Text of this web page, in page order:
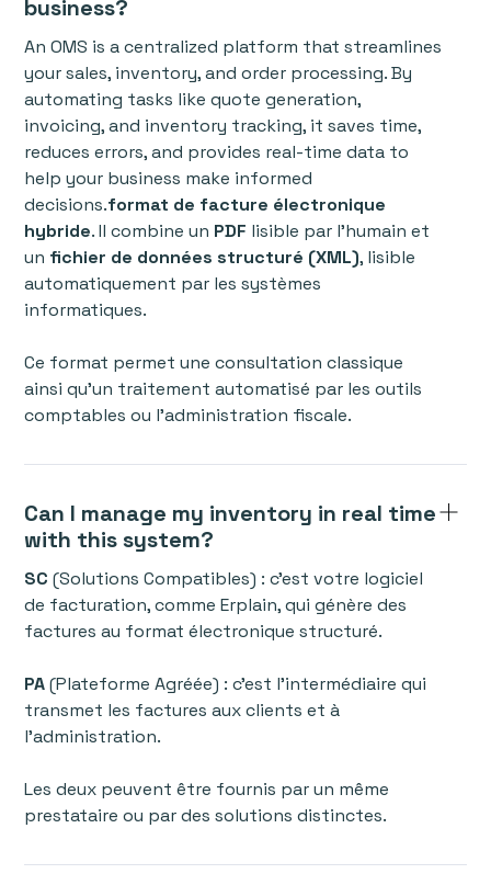
business?
An OMS is a centralized platform that streamlines
your sales, inventory, and order processing. By
automating tasks like quote generation,
invoicing, and inventory tracking, it saves time,
reduces errors, and provides real-time data to
help your business make informed
decisions.format de facture électronique
hybride. Il combine un PDF lisible par l’humain et
un fichier de données structuré (XML), lisible
automatiquement par les systèmes
informatiques.
Ce format permet une consultation classique
ainsi qu'un traitement automatisé par les outils
comptables ou l’administration fiscale.
Can I manage my inventory in real time
with this system?
SC (Solutions Compatibles) : c’est votre logiciel
de facturation, comme Erplain, qui génère des
factures au format électronique structuré.
PA(Plateforme Agréée) : c’est l’intermédiaire qui
transmet les factures aux clients et à
l’administration.
Les deux peuvent être fournis par un même
prestataire ou par des solutions distinctes.